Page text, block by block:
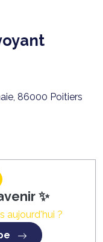
86000 Poitiers
✨
aujourd'hui ?